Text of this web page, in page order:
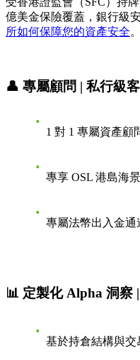
億美金保險覆蓋，銀行級
所如何保障您的資產安全。
👤 專屬顧問 | 私行級
1 對 1 專屬資產顧
專享 OSL 港島海
專屬法幣出入金
📊 定製化 Alpha 洞察
基於持倉結構與